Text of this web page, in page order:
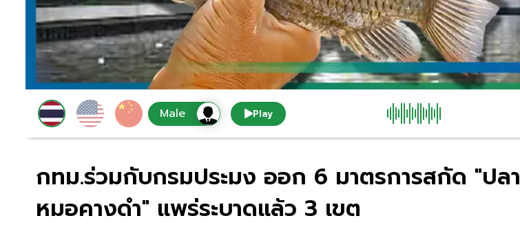
Play
กทม.ร่วมกับกรมประมง ออก 6 มาตรการสกัด "ปลา
หมอคางดำ" แพร่ระบาดแล้ว 3 เขต